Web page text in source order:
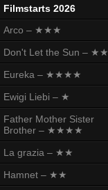
Filmstarts 2026
Arco – ★★★
Don't Let the Sun – ★★
Eureka – ★★★★
Ewigi Liebi – ★
Father Mother Sister
Brother – ★★★★
La grazia – ★★
Hamnet – ★★